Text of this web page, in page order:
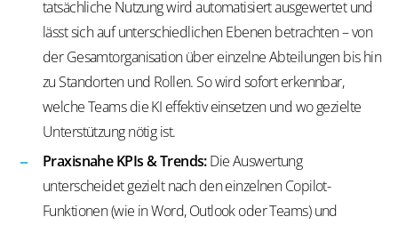
tatsächliche Nutzung wird automatisiert ausgewertet und
lässt sich auf unterschiedlichen Ebenen betrachten – von
der Gesamtorganisation über einzelne Abteilungen bis hin
zu Standorten und Rollen. So wird sofort erkennbar,
welche Teams die KI effektiv einsetzen und wo gezielte
Unterstützung nötig ist.
Praxisnahe KPIs & Trends:Die Auswertung
unterscheidet gezielt nach den einzelnen Copilot-
Funktionen (wie in Word, Outlook oder Teams) und